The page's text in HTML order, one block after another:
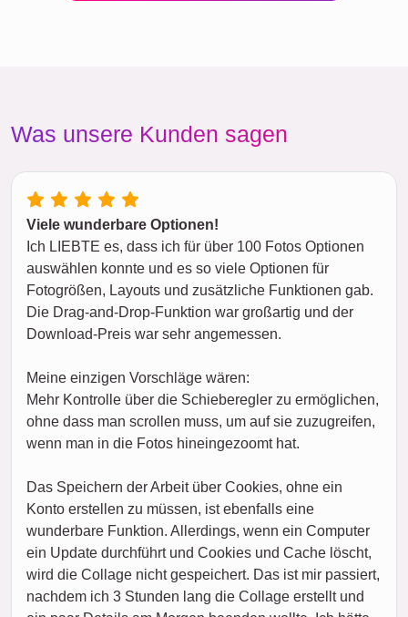
Was unsere Kunden sagen
Viele wunderbare Optionen!
Ich LIEBTE es, dass ich für über 100 Fotos Optionen
auswählen konnte und es so viele Optionen für
Fotogrößen, Layouts und zusätzliche Funktionen gab.
Die Drag-and-Drop-Funktion war großartig und der
Download-Preis war sehr angemessen.
Meine einzigen Vorschläge wären:
Mehr Kontrolle über die Schieberegler zu ermöglichen,
ohne dass man scrollen muss, um auf sie zuzugreifen,
wenn man in die Fotos hineingezoomt hat.
Das Speichern der Arbeit über Cookies, ohne ein
Konto erstellen zu müssen, ist ebenfalls eine
wunderbare Funktion. Allerdings, wenn ein Computer
ein Update durchführt und Cookies und Cache löscht,
wird die Collage nicht gespeichert. Das ist mir passiert,
nachdem ich 3 Stunden lang die Collage erstellt und